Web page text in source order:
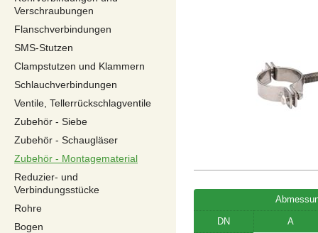
Verschraubungen
Flanschverbindungen
SMS-Stutzen
Clampstutzen und Klammern
Schlauchverbindungen
Ventile, Tellerrückschlagventile
Zubehör - Siebe
Zubehör - Schaugläser
Zubehör - Montagematerial
Reduzier- und
Verbindungsstücke
Rohre
Bogen
DN A